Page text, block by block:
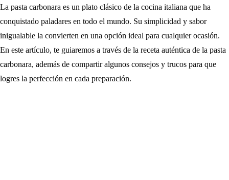
La pasta carbonara es un plato clásico de la cocina italiana que ha
conquistado paladares en todo el mundo. Su simplicidad y sabor
inigualable la convierten en una opción ideal para cualquier ocasión.
En este artículo, te guiaremos a través de la receta auténtica de la pasta
carbonara, además de compartir algunos consejos y trucos para que
logres la perfección en cada preparación.